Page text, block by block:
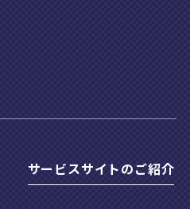
サービスサイトのご紹介